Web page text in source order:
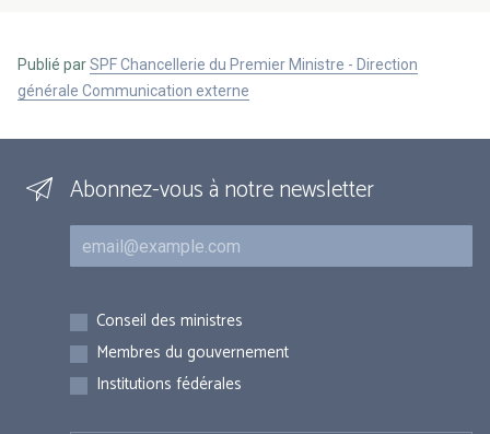
Publié parSPF Chancellerie du Premier Ministre - Direction
générale Communication externe
Abonnez-vous à notre newsletter
Courriel
Inscriptions
Conseil des ministres
Membres du gouvernement
Institutions fédérales